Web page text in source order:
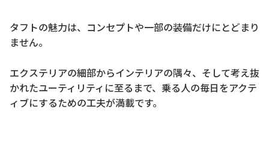
タフトの魅力は、コンセプトや一部の装備だけにとどまり
ません。
エクステリアの細部からインテリアの隅々、そして考え抜
かれたユーティリティに至るまで、乗る人の毎日をアクテ
ィブにするための工夫が満載です。